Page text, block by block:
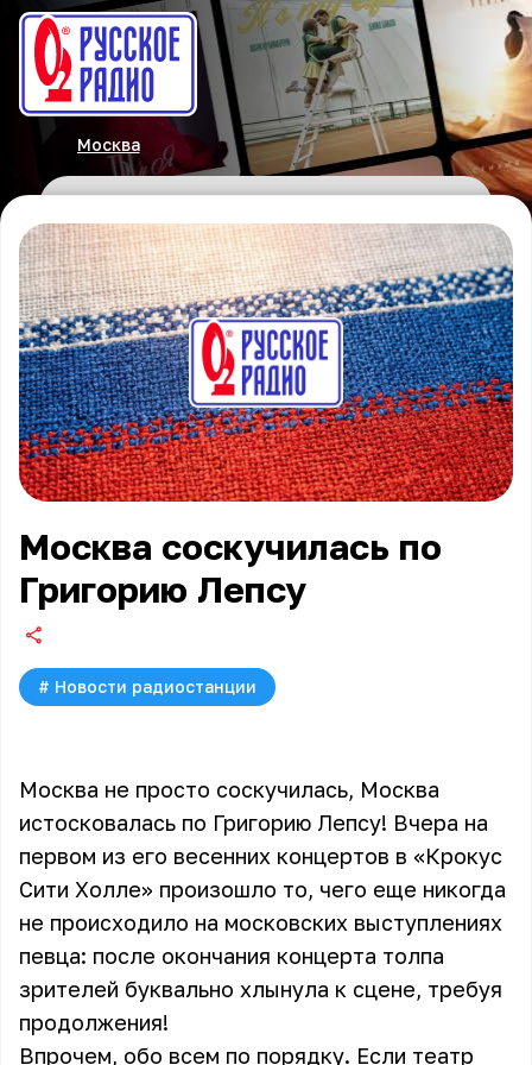
Москва
Москва соскучилась по
Григорию Лепсу
# Новости радиостанции
Москва не просто соскучилась, Москва
истосковалась по Григорию Лепсу! Вчера на
первом из его весенних концертов в «Крокус
Сити Холле» произошло то, чего еще никогда
не происходило на московских выступлениях
певца: после окончания концерта толпа
зрителей буквально хлынула к сцене, требуя
продолжения!
Впрочем, обо всем по порядку. Если театр